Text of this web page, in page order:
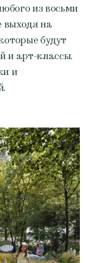
из восьми
выходя на
будут
и арт-классы.
и